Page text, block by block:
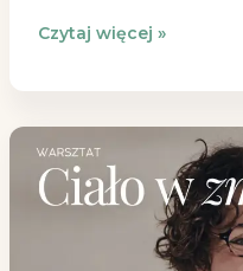
Czytaj więcej »
w
zmianie
przebudzenie